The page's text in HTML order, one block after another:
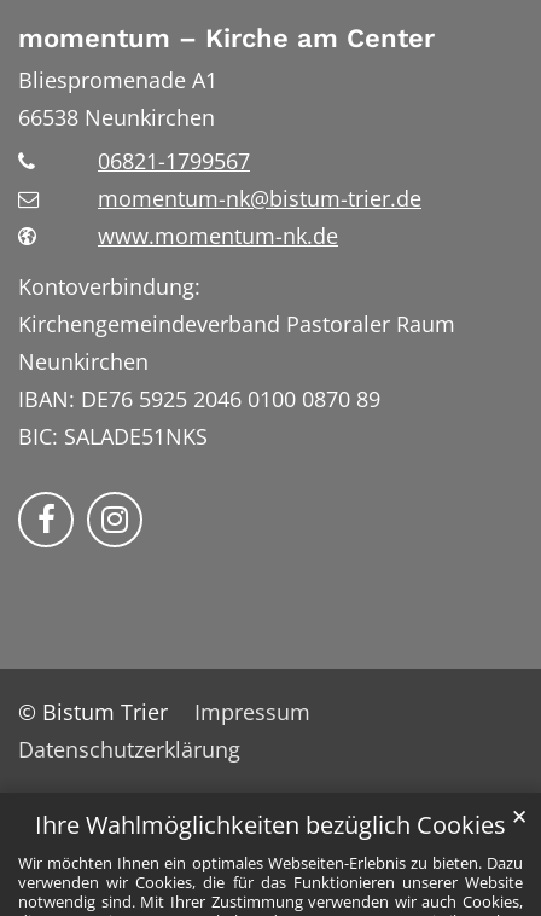
Ihre Wahlmöglichkeiten bezüglich Cookies
Wir möchten Ihnen ein optimales Webseiten-Erlebnis zu bieten. Dazu
verwenden wir Cookies, die für das Funktionieren unserer Website
notwendig sind. Mit Ihrer Zustimmung verwenden wir auch Cookies,
✕
momentum – Kirche am Center
Bliespromenade A1
66538 Neunkirchen
06821-1799567
momentum-nk@bistum-trier.de
www.momentum-nk.de
Kontoverbindung:
Kirchengemeindeverband Pastoraler Raum
Neunkirchen
IBAN: DE76 5925 2046 0100 0870 89
BIC: SALADE51NKS
momentum – Kirche am Center auf
Bmomentum – Kirche am Center
© Bistum Trier
Impressum
Datenschutzerklärung